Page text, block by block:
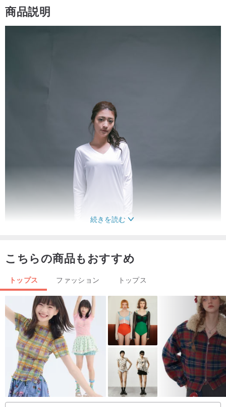
商品説明
続きを読む
こちらの商品もおすすめ
トップス ファッション トップス